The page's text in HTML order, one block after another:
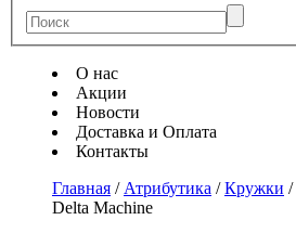
О нас
Акции
Новости
Доставка и Оплата
Контакты
Главная / Атрибутика /Кружки /
Delta Machine